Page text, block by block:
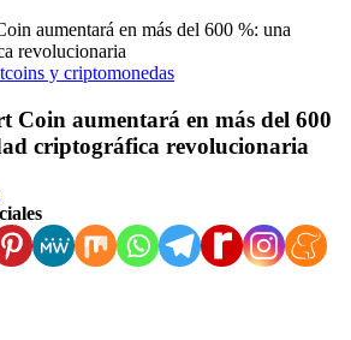
y criptomonedas
Coin aumentará en más del 600
criptográfica revolucionaria